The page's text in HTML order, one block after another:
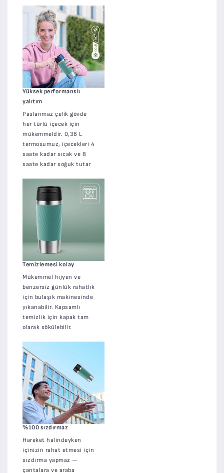
Yüksek performanslı
yalıtım
Paslanmaz çelik gövde
her türlü içecek için
mükemmeldir. 0,36 L
termosumuz, içecekleri 4
saate kadar sıcak ve 8
saate kadar soğuk tutar
Temizlemesi kolay
Mükemmel hijyen ve
benzersiz günlük rahatlık
için bulaşık makinesinde
yıkanabilir. Kapsamlı
temizlik için kapak tam
olarak sökülebilir.
%100 sızdırmaz
Hareket halindeyken
içinizin rahat etmesi için
sızdırma yapmaz —
çantalara ve araba